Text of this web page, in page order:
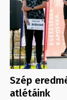
Szép
atlétáink